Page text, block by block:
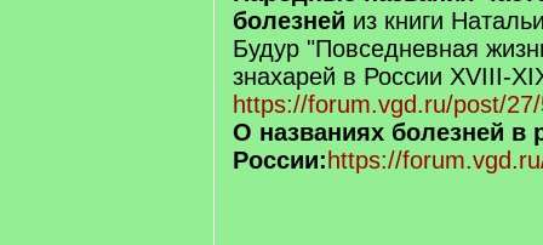
болезней из книги
Будур "Повседневная
знахарей в России XVIII-
https://forum.vgd.ru/post/
О названиях болезней в
России: https://